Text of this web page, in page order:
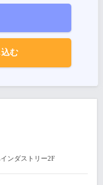
む
ンダストリー2F